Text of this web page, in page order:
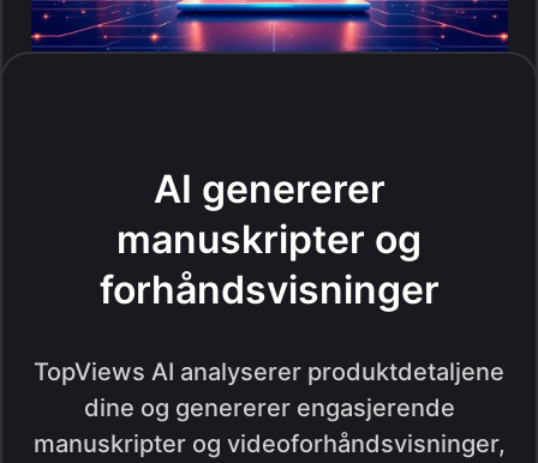
AI genererer
manuskripter og
forhåndsvisninger
TopViews AI analyserer produktdetaljene
dine og genererer engasjerende
manuskripter og videoforhåndsvisninger,